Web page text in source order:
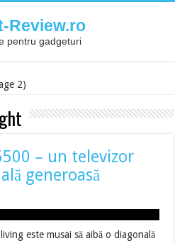
Review.ro
pentru gadgeturi
2)
– un televizor
generoasă
este musai să aibă o diagonală